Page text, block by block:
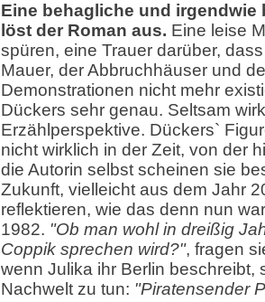
Eine behagliche und irgendwie
löst der Roman aus. Eine leise
spüren, eine Trauer darüber,
Mauer, der Abbruchhäuser und
Demonstrationen nicht mehr
Dückers sehr genau. Seltsam
Erzählperspektive. Dückers`
nicht wirklich in der Zeit, von der
die Autorin selbst scheinen sie
Zukunft, vielleicht aus dem Jahr
reflektieren, wie das denn nun
1982. "Ob man wohl in dreißig
Coppik sprechen wird?", fragen
wenn Julika ihr Berlin beschreibt,
Nachwelt zu tun: "Piratensender